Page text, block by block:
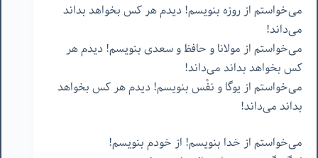
می‌خواستم از روزه بنویسم! دیدم هر کس بخواهد بداند
می‌داند!
می‌خواستم از مولانا و حافظ و سعدی بنویسم! دیدم هر
کس بخواهد بداند می‌داند!
می‌خواستم از یوگا و نفْس بنویسم! دیدم هر کس بخواهد
بداند می‌داند!
می‌خواستم از خدا بنویسم! از خودم بنویسم!